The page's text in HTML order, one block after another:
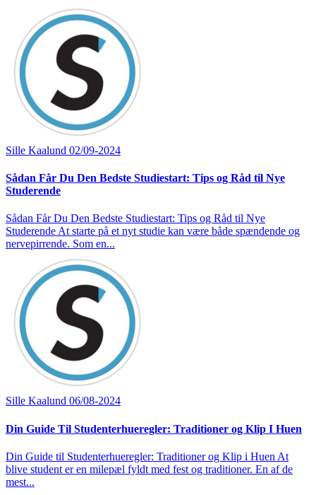
Sille Kaalund 02/09-2024
Sådan Får Du Den Bedste Studiestart: Tips og Råd til Nye
Studerende
Sådan Får Du Den Bedste Studiestart: Tips og Råd til Nye
Studerende At starte på et nyt studie kan være både spændende og
nervepirrende. Som en...
Sille Kaalund 06/08-2024
Din Guide Til Studenterhueregler: Traditioner og Klip I Huen
Din Guide til Studenterhueregler: Traditioner og Klip i Huen At
blive student er en milepæl fyldt med fest og traditioner. En af de
mest...